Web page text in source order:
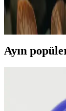
Doğal ve ekonomik
keşfedin. Kolonya,
tırnaklarınızı
Ayın